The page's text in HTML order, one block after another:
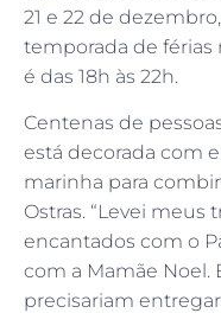
21 e 22 de
temporada de férias
é das 18h às 22h.
Centenas de
está decorada com
marinha para
Ostras. “Levei meus
encantados com o
com a Mamãe Noel.
precisariam